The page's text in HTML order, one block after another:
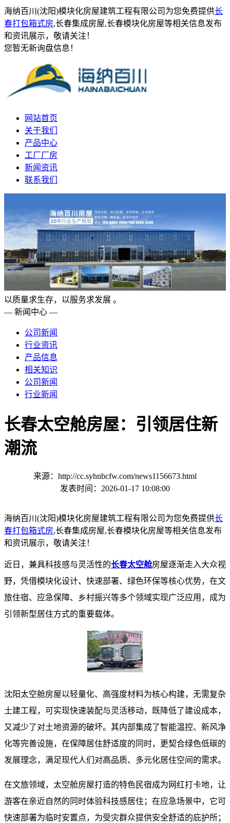
海纳百川(沈阳)模块化房屋建筑工程有限公司为您免费提供长
春打包箱式房,长春集成房屋,长春模块化房屋等相关信息发布
和资讯展示，敬请关注！
您暂无新询盘信息！
网站首页
关于我们
产品中心
工厂厂房
新闻资讯
联系我们
以质量求生存，以服务求发展 。
— 新闻中心 —
公司新闻
行业资讯
产品信息
相关知识
公司新闻
行业新闻
长春太空舱房屋：引领居住新
潮流
来源：http://cc.syhnbcfw.com/news1156673.html
发表时间：2026-01-17 10:08:00
海纳百川(沈阳)模块化房屋建筑工程有限公司为您免费提供长
春打包箱式房,长春集成房屋,长春模块化房屋等相关信息发布
和资讯展示，敬请关注！
近日，兼具科技感与灵活性的长春太空舱房屋逐渐走入大众视
野，凭借模块化设计、快速部署、绿色环保等核心优势，在文
旅住宿、应急保障、乡村振兴等多个领域实现广泛应用，成为
引领新型居住方式的重要载体。
沈阳太空舱房屋以轻量化、高强度材料为核心构建，无需复杂
土建工程，可实现快速装配与灵活移动，既降低了建设成本，
又减少了对土地资源的破坏。其内部集成了智能温控、新风净
化等完善设施，在保障居住舒适度的同时，更契合绿色低碳的
发展理念，满足现代人们对高品质、多元化居住空间的需求。
在文旅领域，太空舱房屋打造的特色民宿成为网红打卡地，让
游客在亲近自然的同时体验科技感居住；在应急场景中，它可
快速部署为临时安置点，为受灾群众提供安全舒适的庇护所；